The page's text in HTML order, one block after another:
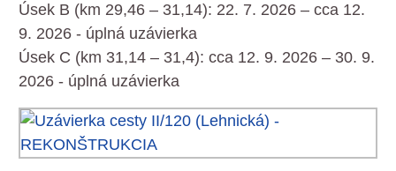
Úsek B (km 29,46 – 31,14): 22. 7. 2026 – cca 12.
9. 2026 - úplná uzávierka
Úsek C (km 31,14 – 31,4): cca 12. 9. 2026 – 30. 9.
2026 - úplná uzávierka